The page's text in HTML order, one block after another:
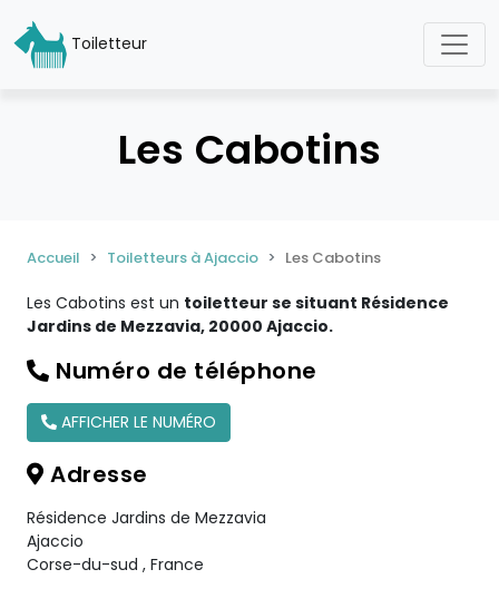
Toiletteur
Les Cabotins
Accueil Toiletteurs à Ajaccio Les Cabotins
Les Cabotins est un toiletteur se situant Résidence
Jardins de Mezzavia, 20000 Ajaccio.
Numéro de téléphone
AFFICHER LE NUMÉRO
Adresse
Résidence Jardins de Mezzavia
Ajaccio
Corse-du-sud , France